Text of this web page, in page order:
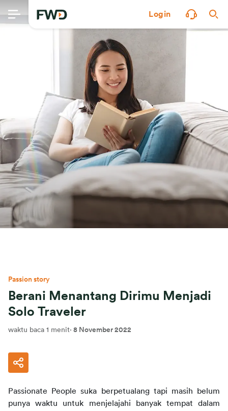
Login
Passion story
Berani Menantang Dirimu Menjadi
Solo Traveler
waktu baca 1 menit· 8 November 2022
Passionate People suka berpetualang tapi masih belum
punya waktu untuk menjelajahi banyak tempat dalam